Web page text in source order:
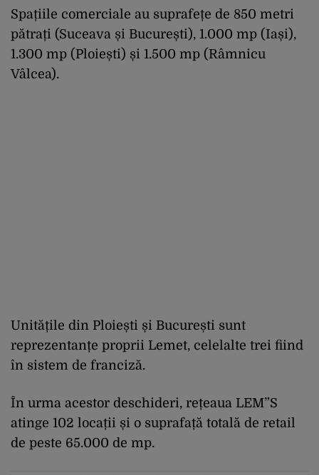
Spațiile comerciale au suprafețe de 850 metri
pătrați (Suceava și București), 1.000 mp (Iași),
1.300 mp (Ploiești) și 1.500 mp (Râmnicu
Vâlcea).
Unitățile din Ploiești și București sunt
reprezentanțe proprii Lemet, celelalte trei fiind
în sistem de franciză.
În urma acestor deschideri, rețeaua LEM”S
atinge 102 locații și o suprafață totală de retail
de peste 65.000 de mp.